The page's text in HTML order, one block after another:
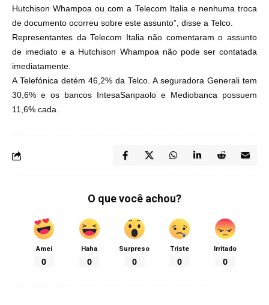
Hutchison Whampoa ou com a Telecom Italia e nenhuma troca
de documento ocorreu sobre este assunto”, disse a Telco.
Representantes da Telecom Italia não comentaram o assunto
de imediato e a Hutchison Whampoa não pode ser contatada
imediatamente.
A Telefónica detém 46,2% da Telco. A seguradora Generali tem
30,6% e os bancos IntesaSanpaolo e Mediobanca possuem
11,6% cada.
O que você achou?
Amei
0
Haha
0
Surpreso
0
Triste
0
Irritado
0